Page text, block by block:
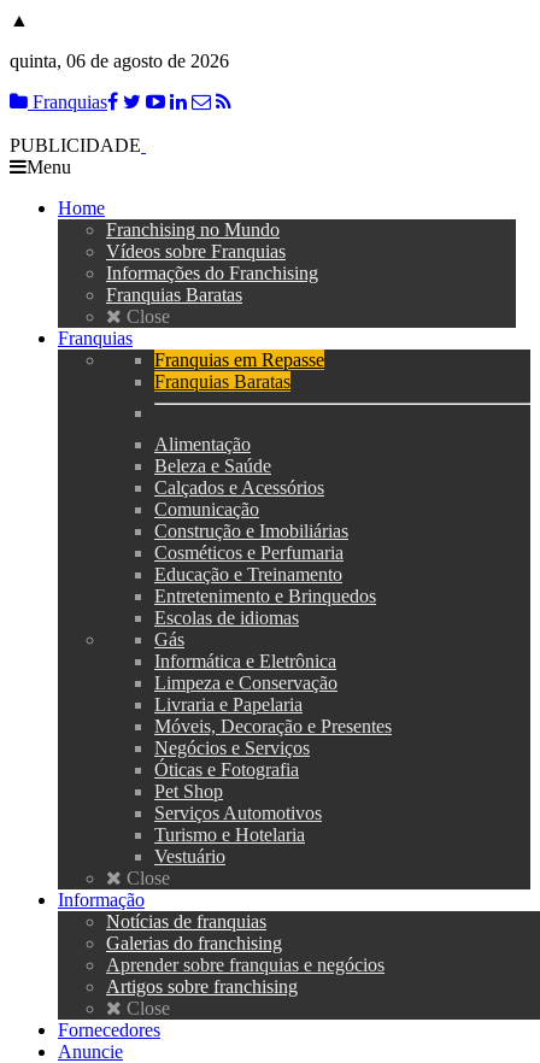
▲
quinta, 06 de agosto de 2026
Franquias
PUBLICIDADE
Menu
Home
Franchising no Mundo
Vídeos sobre Franquias
Informações do Franchising
Franquias Baratas
Close
Franquias
Franquias em Repasse
Franquias Baratas
Alimentação
Beleza e Saúde
Calçados e Acessórios
Comunicação
Construção e Imobiliárias
Cosméticos e Perfumaria
Educação e Treinamento
Entretenimento e Brinquedos
Escolas de idiomas
Gás
Informática e Eletrônica
Limpeza e Conservação
Livraria e Papelaria
Móveis, Decoração e Presentes
Negócios e Serviços
Óticas e Fotografia
Pet Shop
Serviços Automotivos
Turismo e Hotelaria
Vestuário
Close
Informação
Notícias de franquias
Galerias do franchising
Aprender sobre franquias e negócios
Artigos sobre franchising
Close
Fornecedores
Anuncie